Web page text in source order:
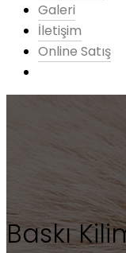
Galeri
İletişim
Online Satış
Baskı